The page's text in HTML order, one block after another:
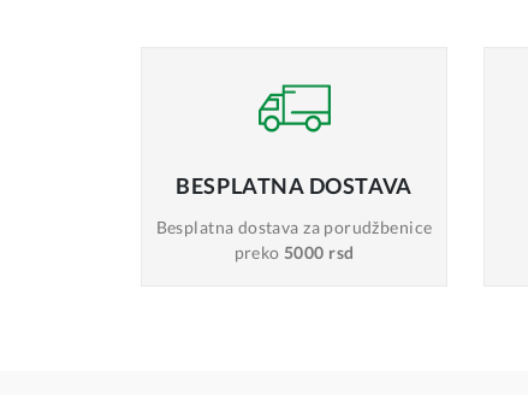
BESPLATNA DOSTAVA
Besplatna dostavaza porudžbenice
preko 5000 rsd